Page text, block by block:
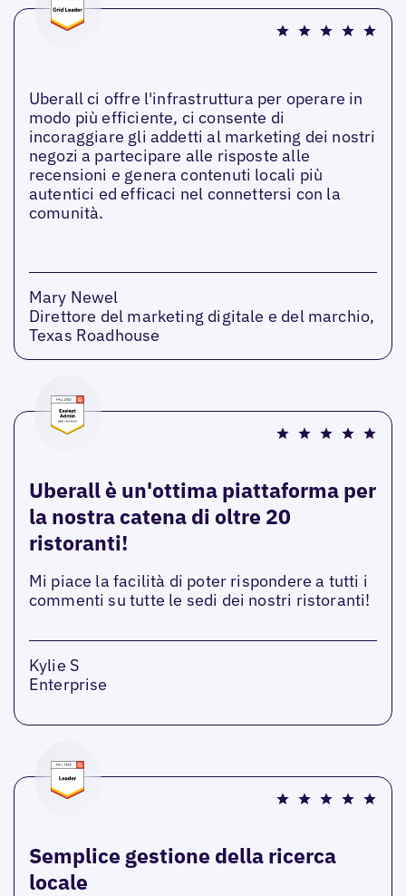
Uberall ci offre l'infrastruttura per operare in
modo più efficiente, ci consente di
incoraggiare gli addetti al marketing dei nostri
negozi a partecipare alle risposte alle
recensioni e genera contenuti locali più
autentici ed efficaci nel connettersi con la
comunità.
Mary Newel
Direttore del marketing digitale e del marchio,
Texas Roadhouse
Uberall è un'ottima piattaforma per
la nostra catena di oltre 20
ristoranti!
Mi piace la facilità di poter rispondere a tutti i
commenti su tutte le sedi dei nostri ristoranti!
Kylie S
Enterprise
Semplice gestione della ricerca
locale